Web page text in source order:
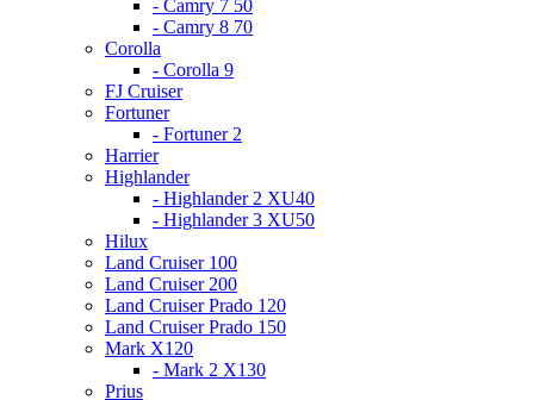
- Camry 7 50
- Camry 8 70
Corolla
- Corolla 9
FJ Cruiser
Fortuner
- Fortuner 2
Harrier
Highlander
- Highlander 2 XU40
- Highlander 3 XU50
Hilux
Land Cruiser 100
Land Cruiser 200
Land Cruiser Prado 120
Land Cruiser Prado 150
Mark X120
- Mark 2 X130
Prius